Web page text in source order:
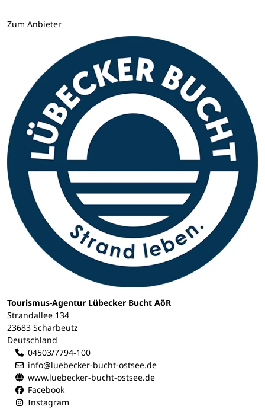
Zum Anbieter
Tourismus-Agentur Lübecker Bucht AöR
Strandallee 134
23683 Scharbeutz
Deutschland
04503/7794-100
info@luebecker-bucht-ostsee.de
www.luebecker-bucht-ostsee.de
Facebook
Instagram